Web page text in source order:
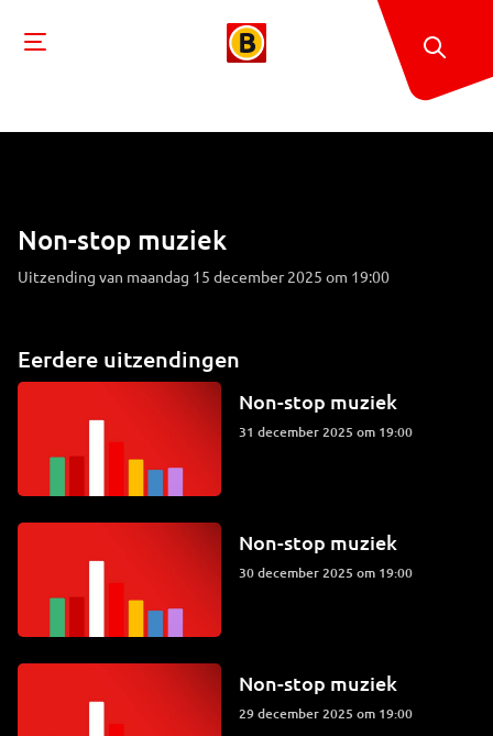
Non-stop muziek
Uitzending van maandag 15 december 2025 om 19:00
Eerdere uitzendingen
Non-stop muziek
31 december 2025 om 19:00
Non-stop muziek
30 december 2025 om 19:00
Non-stop muziek
29 december 2025 om 19:00